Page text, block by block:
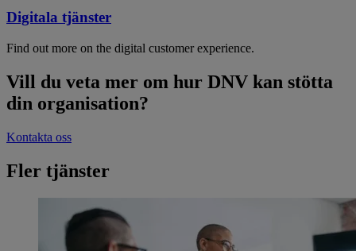
Digitala tjänster
Find out more on the digital customer experience.
Vill du veta mer om hur DNV kan stötta
din organisation?
Kontakta oss
Fler tjänster